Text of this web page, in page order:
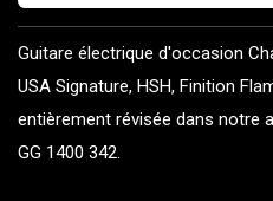
Guitare électrique d'occasion
USA Signature, HSH, Finition
entièrement révisée dans notre
GG 1400 342.